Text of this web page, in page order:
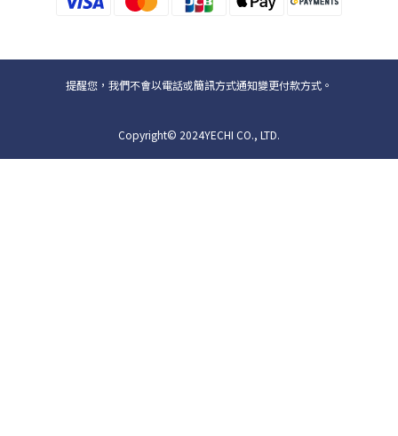
提醒您，我們不會以電話或簡訊方式通知變更付款方式。
Copyright© 2024YECHI CO., LTD.